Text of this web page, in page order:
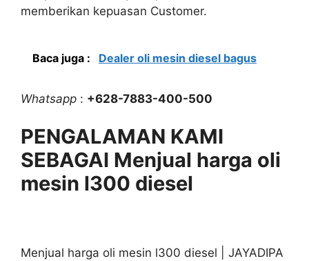
memberikan kepuasan Customer.
Baca juga : Dealer oli mesin diesel bagus
Whatsapp : +628-7883-400-500
PENGALAMAN KAMI
SEBAGAI Menjual harga oli
mesin l300 diesel
Menjual harga oli mesin l300 diesel | JAYADIPA